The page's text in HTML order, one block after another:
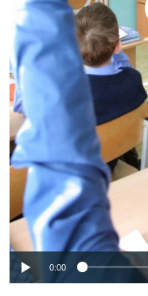
No media
0:00